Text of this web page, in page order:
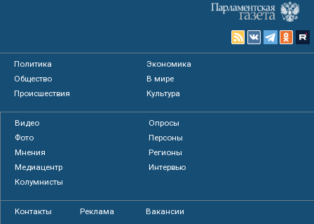
Политика
Экономика
Общество
В мире
Происшествия
Культура
Видео
Опросы
Фото
Персоны
Мнения
Регионы
Медиацентр
Интервью
Колумнисты
Контакты Реклама Вакансии